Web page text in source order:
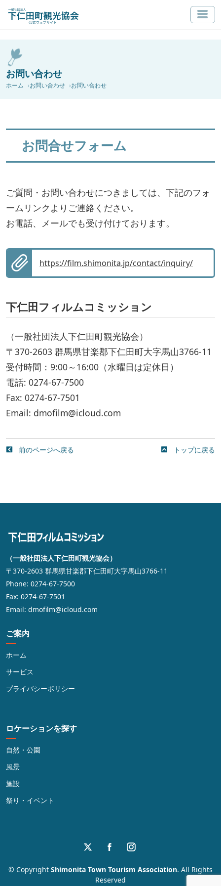
お問い合わせ
ホーム お問い合わせ お問い合わせ
お問合せフォーム
ご質問・お問い合わせにつきましては、下記のフォ
ームリンクよりご連絡ください。
お電話、メールでも受け付けております。
https://film.shimonita.jp/contact/inquiry/
下仁田フィルムコミッション
（一般社団法人下仁田町観光協会）
〒370-2603 群馬県甘楽郡下仁田町大字馬山3766-11
受付時間：9:00～16:00（水曜日は定休日）
電話: 0274-67-7500
Fax: 0274-67-7501
Email: dmofilm@icloud.com
前のページへ戻る トップに戻る
（一般社団法人下仁田町観光協会）
〒370-2603 群馬県甘楽郡下仁田町大字馬山3766-11
Phone: 0274-67-7500
Fax: 0274-67-7501
Email: dmofilm@icloud.com
ご案内
ホーム
サービス
プライバシーポリシー
ロケーションを探す
自然・公園
風景
施設
祭り・イベント
© Copyright Shimonita Town Tourism Association. All Rights
Reserved